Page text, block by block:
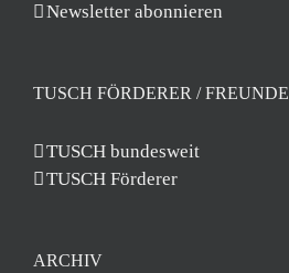
Newsletter abonnieren
TUSCH FÖRDERER / FREUNDE
TUSCH bundesweit
TUSCH Förderer
ARCHIV